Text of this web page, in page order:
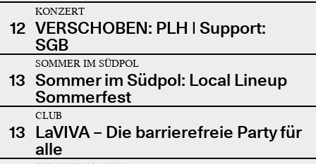
12
KONZERT
VERSCHOBEN: PLH | Support:
SGB
13
SOMMER IM SÜDPOL
Sommer im Südpol: Local Lineup
Sommerfest
13
CLUB
LaVIVA – Die barrierefreie Party für
alle